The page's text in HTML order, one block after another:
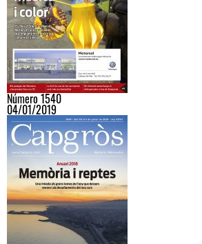
Número 1540
04/01/2019